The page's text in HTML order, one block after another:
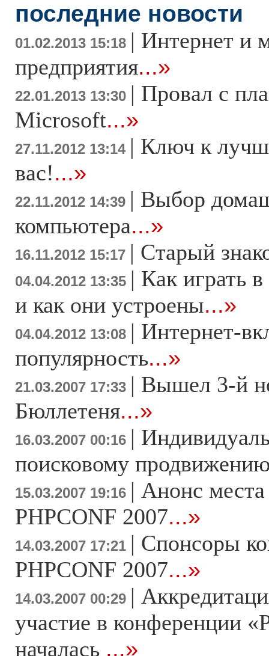
последние новости
01.02.2013 15:18 | Интернет и
предприятия...»
22.01.2013 13:30 | Провал с
Microsoft...»
27.11.2012 13:14 | Ключ к
вас!...»
22.11.2012 14:39 | Выбор
компьютера...»
16.11.2012 15:17 | Старый
04.04.2012 13:35 | Как играть
и как они устроены...»
04.04.2012 13:08 | Интернет-
популярность...»
21.03.2007 17:33 | Вышел 3-й
Бюллетеня...»
16.03.2007 00:16 |
поисковому
15.03.2007 19:16 | Анонс
PHPCONF 2007...»
14.03.2007 17:21 | Спонсоры
PHPCONF 2007...»
14.03.2007 00:29 |
участие в конференции
началась ...»